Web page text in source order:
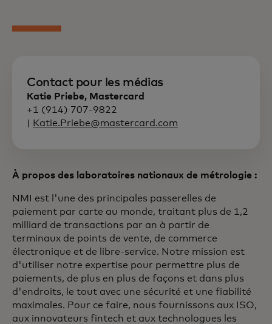
Contact pour les médias
Katie Priebe, Mastercard
+1 (914) 707-9822
Katie.Priebe@mastercard.com
À propos des laboratoires nationaux de métrologie :
NMI est l'une des principales passerelles de
paiement par carte au monde, traitant plus de 1,2
milliard de transactions par an à partir de
terminaux de points de vente, de commerce
électronique et de libre-service. Notre mission est
d'utiliser notre expertise pour permettre plus de
paiements, de plus en plus de façons et dans plus
d'endroits, le tout avec une sécurité et une fiabilité
maximales. Pour ce faire, nous fournissons aux ISO,
aux innovateurs fintech et aux technologues les